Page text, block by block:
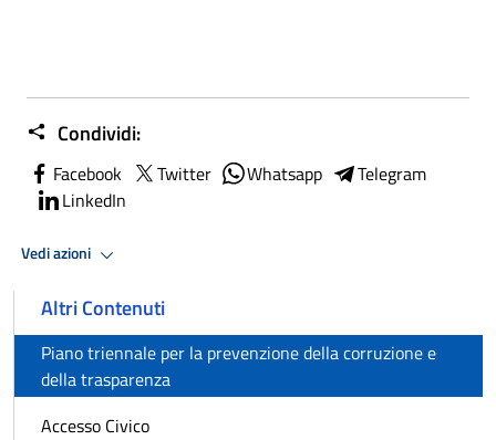
Condividi:
Facebook Twitter Whatsapp
Telegram
LinkedIn
Vedi azioni
Altri Contenuti
Piano triennale per la prevenzione della corruzione e
della trasparenza
Accesso Civico